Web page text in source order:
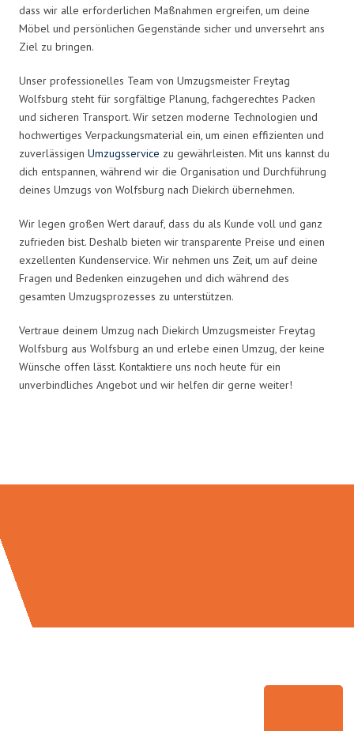
dass wir alle erforderlichen Maßnahmen ergreifen, um deine
Möbel und persönlichen Gegenstände sicher und unversehrt ans
Ziel zu bringen.
Unser professionelles Team von Umzugsmeister Freytag
Wolfsburg steht für sorgfältige Planung, fachgerechtes Packen
und sicheren Transport. Wir setzen moderne Technologien und
hochwertiges Verpackungsmaterial ein, um einen effizienten und
zuverlässigen Umzugsservice zu gewährleisten. Mit uns kannst du
dich entspannen, während wir die Organisation und Durchführung
deines Umzugs von Wolfsburg nach Diekirch übernehmen.
Wir legen großen Wert darauf, dass du als Kunde voll und ganz
zufrieden bist. Deshalb bieten wir transparente Preise und einen
exzellenten Kundenservice. Wir nehmen uns Zeit, um auf deine
Fragen und Bedenken einzugehen und dich während des
gesamten Umzugsprozesses zu unterstützen.
Vertraue deinem Umzug nach Diekirch Umzugsmeister Freytag
Wolfsburg aus Wolfsburg an und erlebe einen Umzug, der keine
Wünsche offen lässt. Kontaktiere uns noch heute für ein
unverbindliches Angebot und wir helfen dir gerne weiter!